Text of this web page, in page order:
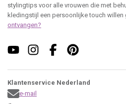
stylingtips voor alle vrouwen die met
kledingstijl een persoonlijke touch willen
ontvangen?
Klantenservice Nederland
e-mail